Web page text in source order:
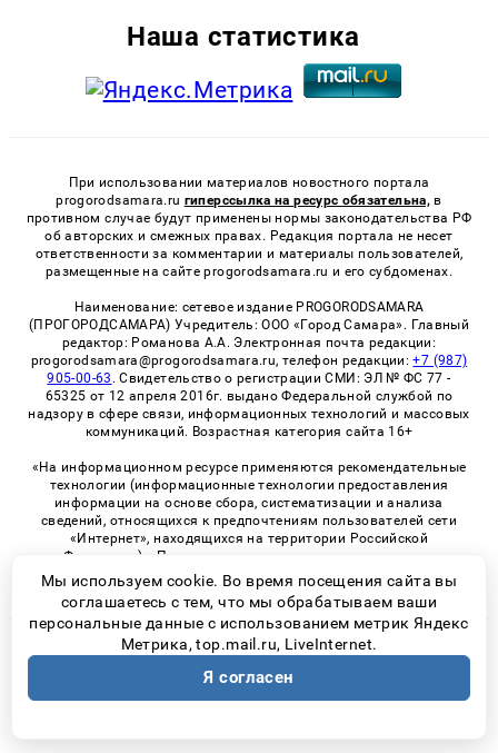
Наша статистика
При использовании материалов новостного портала
progorodsamara.ru гиперссылка на ресурс обязательна, в
противном случае будут применены нормы законодательства РФ
об авторских и смежных правах. Редакция портала не несет
ответственности за комментарии и материалы пользователей,
размещенные на сайте progorodsamara.ru и его субдоменах.
Наименование: сетевое издание PROGORODSAMARA
(ПРОГОРОДСАМАРА) Учредитель: ООО «Город Самара». Главный
редактор: Романова А.А. Электронная почта редакции:
progorodsamara@progorodsamara.ru, телефон редакции:+7 (987)
905-00-63 . Свидетельство о регистрации СМИ: ЭЛ № ФС 77 -
65325 от 12 апреля 2016г. выдано Федеральной службой по
надзору в сфере связи, информационных технологий и массовых
коммуникаций. Возрастная категория сайта 16+
«На информационном ресурсе применяются рекомендательные
технологии (информационные технологии предоставления
информации на основе сбора, систематизации и анализа
сведений, относящихся к предпочтениям пользователей сети
«Интернет», находящихся на территории Российской
Федерации)». Правила применения рекомендательных
технологий в виджетах рекламно-обменной сети
«СМИ2» (PDF)
© 2026 «ProGorodSamara» | Все права защищены
Возрастная категория сайта 16+
Политика конфиденциальности
Мы используем cookie. Во время посещения сайта вы
соглашаетесь с тем, что мы обрабатываем ваши
персональные данные с использованием метрик Яндекс
Метрика, top.mail.ru, LiveInternet.
Я согласен